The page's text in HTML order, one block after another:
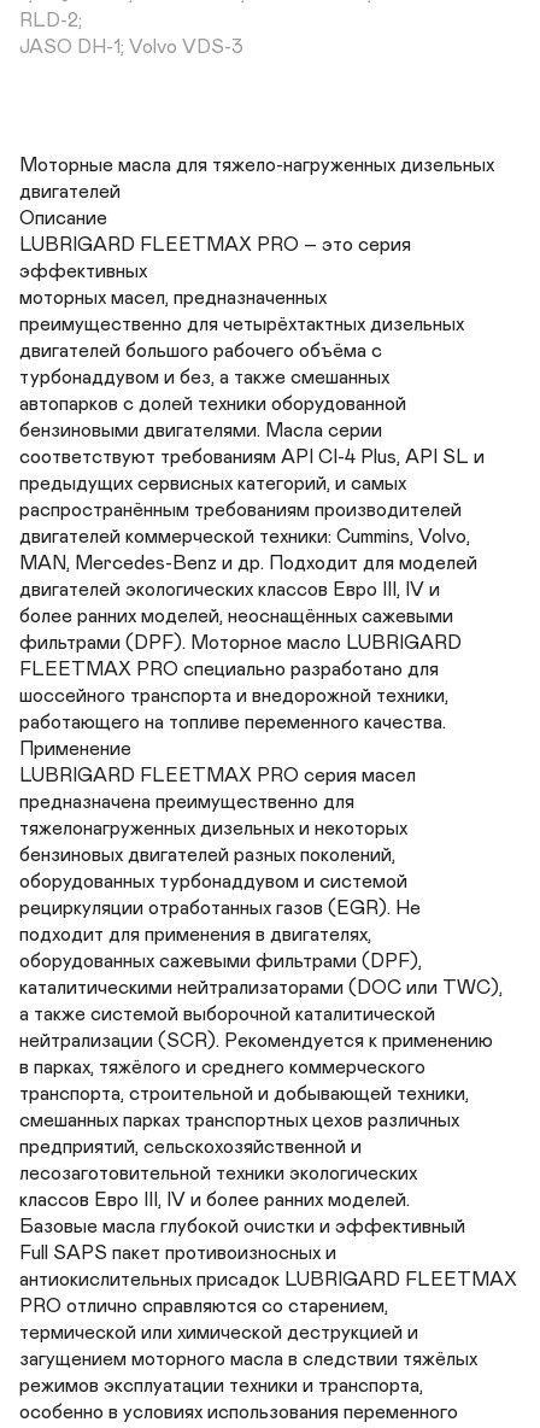
RLD-2;
JASO DH-1; Volvo VDS-3
Моторные масла для тяжело-нагруженных дизельных
двигателей
Описание
LUBRIGARD FLEETMAX PRO – это серия
эффективных
моторных масел, предназначенных
преимущественно для четырёхтактных дизельных
двигателей большого рабочего объёма с
турбонаддувом и без, а также смешанных
автопарков с долей техники оборудованной
бензиновыми двигателями. Масла серии
соответствуют требованиям API CI-4 Plus, API SL и
предыдущих сервисных категорий, и самых
распространённым требованиям производителей
двигателей коммерческой техники: Cummins, Volvo,
MAN, Mercedes-Benz и др. Подходит для моделей
двигателей экологических классов Евро III, IV и
более ранних моделей, неоснащённых сажевыми
фильтрами (DPF). Моторное масло LUBRIGARD
FLEETMAX PRO специально разработано для
шоссейного транспорта и внедорожной техники,
работающего на топливе переменного качества.
Применение
LUBRIGARD FLEETMAX PRO серия масел
предназначена преимущественно для
тяжелонагруженных дизельных и некоторых
бензиновых двигателей разных поколений,
оборудованных турбонаддувом и системой
рециркуляции отработанных газов (EGR). Не
подходит для применения в двигателях,
оборудованных сажевыми фильтрами (DPF),
каталитическими нейтрализаторами (DOC или TWC),
а также системой выборочной каталитической
нейтрализации (SCR). Рекомендуется к применению
в парках, тяжёлого и среднего коммерческого
транспорта, строительной и добывающей техники,
смешанных парках транспортных цехов различных
предприятий, сельскохозяйственной и
лесозаготовительной техники экологических
классов Евро III, IV и более ранних моделей.
Базовые масла глубокой очистки и эффективный
Full SAPS пакет противоизносных и
антиокислительных присадок LUBRIGARD FLEETMAX
PRO отлично справляются со старением,
термической или химической деструкцией и
загущением моторного масла в следствии тяжёлых
режимов эксплуатации техники и транспорта,
особенно в условиях использования переменного